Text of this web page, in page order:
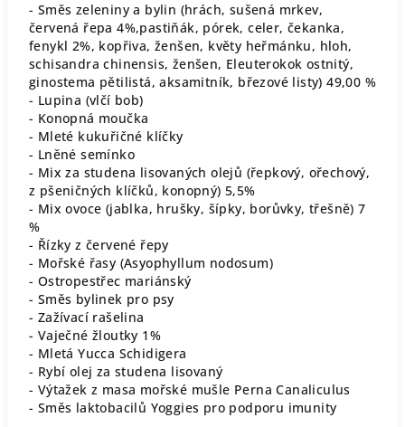
- Směs zeleniny a bylin (hrách, sušená mrkev,
červená řepa 4%,pastiňák, pórek, celer, čekanka,
fenykl 2%, kopřiva, ženšen, květy heřmánku, hloh,
schisandra chinensis, ženšen, Eleuterokok ostnitý,
ginostema pětilistá, aksamitník, březové listy) 49,00 %
- Lupina (vlčí bob)
- Konopná moučka
- Mleté kukuřičné klíčky
- Lněné semínko
- Mix za studena lisovaných olejů (řepkový, ořechový,
z pšeničných klíčků, konopný) 5,5%
- Mix ovoce (jablka, hrušky, šípky, borůvky, třešně) 7
%
- Řízky z červené řepy
- Mořské řasy (Asyophyllum nodosum)
- Ostropestřec mariánský
- Směs bylinek pro psy
- Zažívací rašelina
- Vaječné žloutky 1%
- Mletá Yucca Schidigera
- Rybí olej za studena lisovaný
- Výtažek z masa mořské mušle Perna Canaliculus
- Směs laktobacilů Yoggies pro podporu imunity